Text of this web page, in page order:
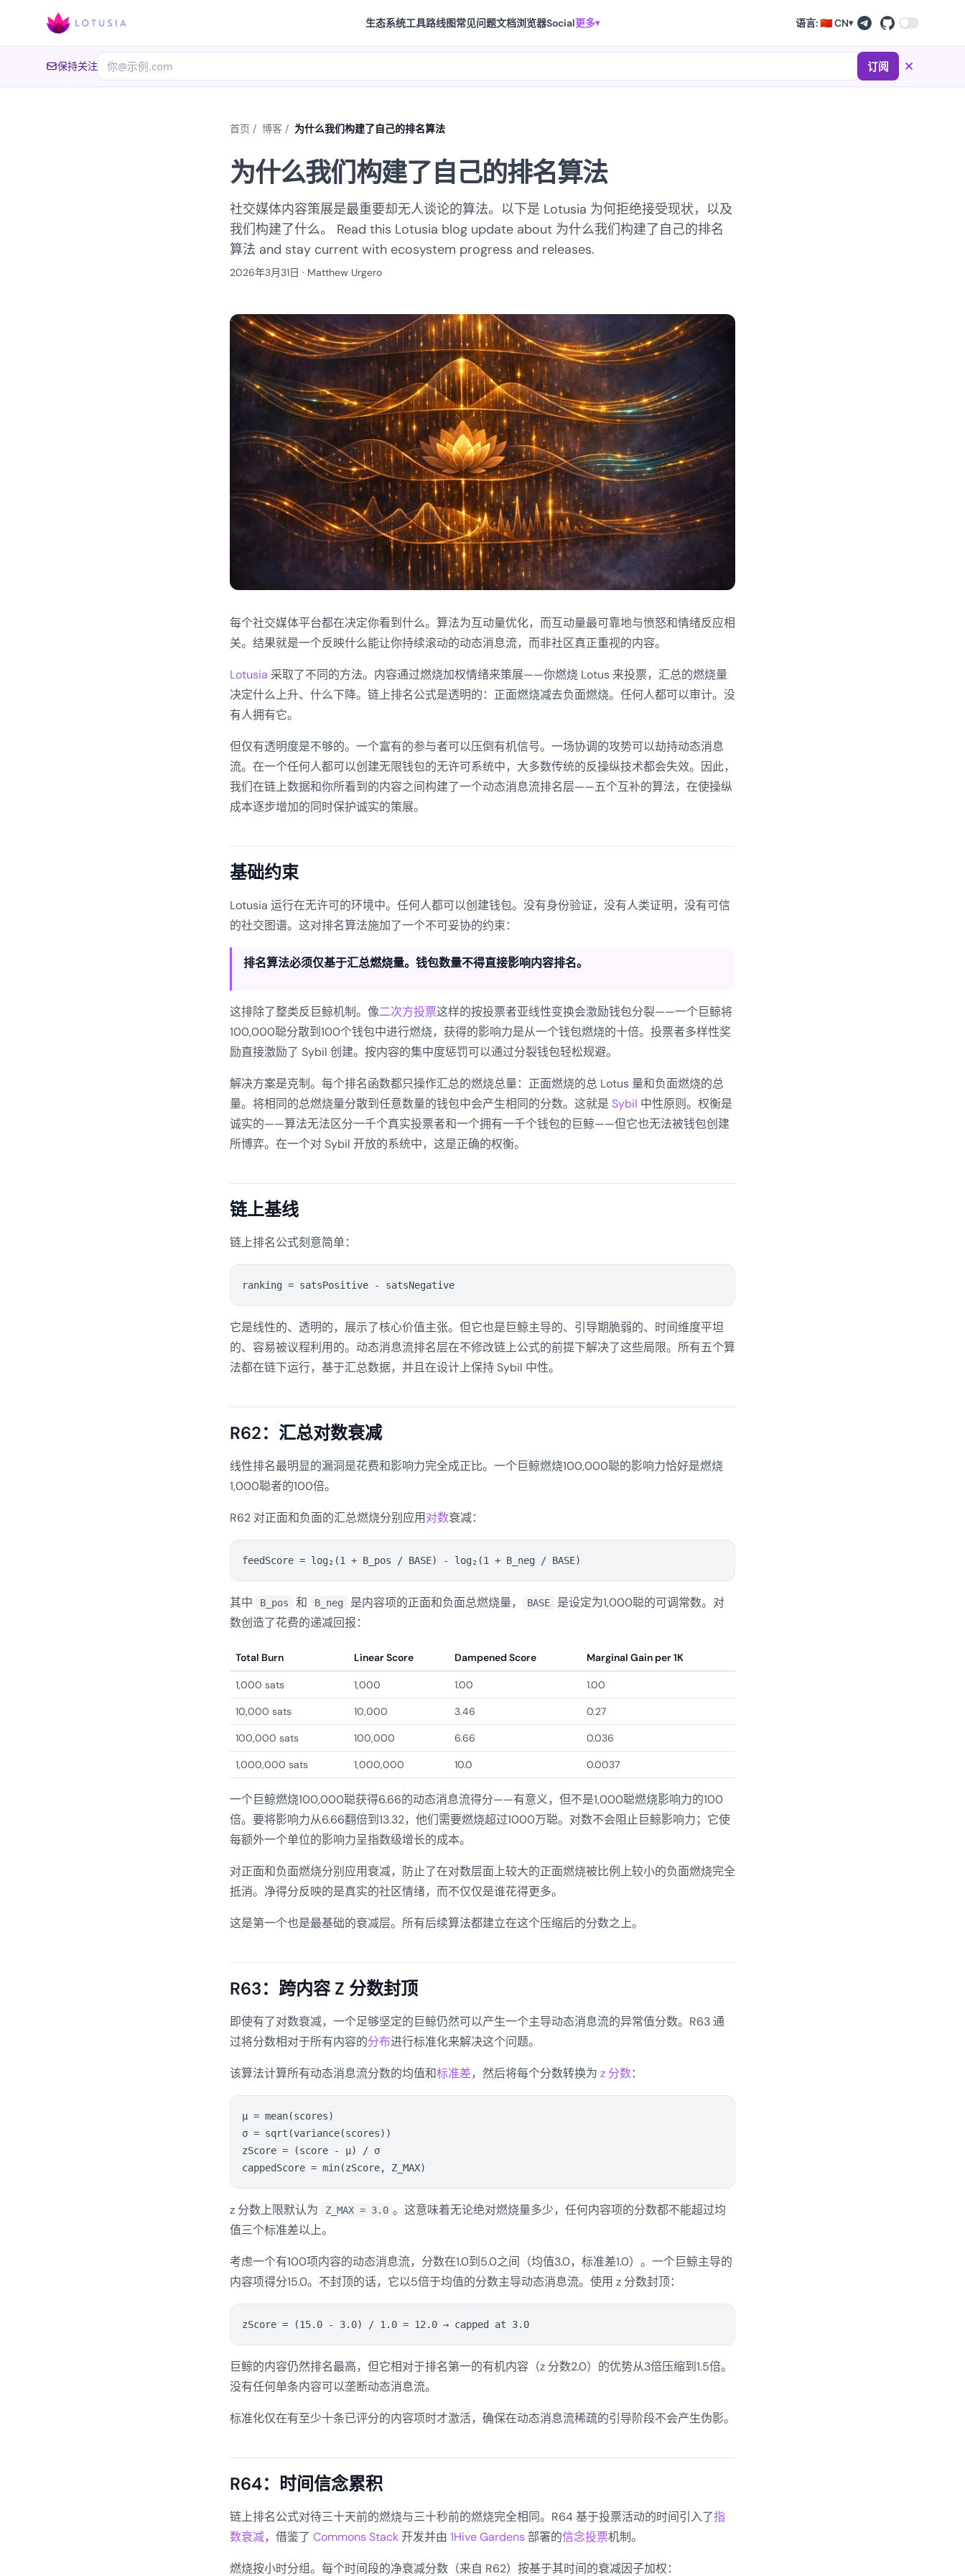
生态系统工具路线图常见问题文档浏览器Social更多▾ 语言: 🇨🇳 CN▾
保持关注 订阅
首页 / 博客 / 为什么我们构建了自己的排名算法
为什么我们构建了自己的排名算法
社交媒体内容策展是最重要却无人谈论的算法。以下是 Lotusia 为何拒绝接受现状，以及
我们构建了什么。 Read this Lotusia blog update about 为什么我们构建了自己的排名
算法 and stay current with ecosystem progress and releases.
2026年3月31日 · Matthew Urgero
每个社交媒体平台都在决定你看到什么。算法为互动量优化，而互动量最可靠地与愤怒和情绪反应相
关。结果就是一个反映什么能让你持续滚动的动态消息流，而非社区真正重视的内容。
Lotusia 采取了不同的方法。内容通过燃烧加权情绪来策展——你燃烧 Lotus 来投票，汇总的燃烧量
决定什么上升、什么下降。链上排名公式是透明的：正面燃烧减去负面燃烧。任何人都可以审计。没
有人拥有它。
但仅有透明度是不够的。一个富有的参与者可以压倒有机信号。一场协调的攻势可以劫持动态消息
流。在一个任何人都可以创建无限钱包的无许可系统中，大多数传统的反操纵技术都会失效。因此，
我们在链上数据和你所看到的内容之间构建了一个动态消息流排名层——五个互补的算法，在使操纵
成本逐步增加的同时保护诚实的策展。
基础约束
Lotusia 运行在无许可的环境中。任何人都可以创建钱包。没有身份验证，没有人类证明，没有可信
的社交图谱。这对排名算法施加了一个不可妥协的约束：
排名算法必须仅基于汇总燃烧量。钱包数量不得直接影响内容排名。
这排除了整类反巨鲸机制。像二次方投票这样的按投票者亚线性变换会激励钱包分裂——一个巨鲸将
100,000聪分散到100个钱包中进行燃烧，获得的影响力是从一个钱包燃烧的十倍。投票者多样性奖
励直接激励了 Sybil 创建。按内容的集中度惩罚可以通过分裂钱包轻松规避。
解决方案是克制。每个排名函数都只操作汇总的燃烧总量：正面燃烧的总 Lotus 量和负面燃烧的总
量。将相同的总燃烧量分散到任意数量的钱包中会产生相同的分数。这就是 Sybil 中性原则。权衡是
诚实的——算法无法区分一千个真实投票者和一个拥有一千个钱包的巨鲸——但它也无法被钱包创建
所博弈。在一个对 Sybil 开放的系统中，这是正确的权衡。
链上基线
链上排名公式刻意简单：
它是线性的、透明的，展示了核心价值主张。但它也是巨鲸主导的、引导期脆弱的、时间维度平坦
的、容易被议程利用的。动态消息流排名层在不修改链上公式的前提下解决了这些局限。所有五个算
法都在链下运行，基于汇总数据，并且在设计上保持 Sybil 中性。
R62：汇总对数衰减
线性排名最明显的漏洞是花费和影响力完全成正比。一个巨鲸燃烧100,000聪的影响力恰好是燃烧
1,000聪者的100倍。
R62 对正面和负面的汇总燃烧分别应用对数衰减：
其中 B_pos 和 B_neg 是内容项的正面和负面总燃烧量， BASE
是设定为1,000聪的可调常数。对
数创造了花费的递减回报：
Total Burn Linear Score Dampened Score Marginal Gain per 1K
1,000 sats 1,000 1.00 1.00
10,000 sats 10,000 3.46 0.27
100,000 sats 100,000 6.66 0.036
1,000,000 sats 1,000,000 10.0 0.0037
一个巨鲸燃烧100,000聪获得6.66的动态消息流得分——有意义，但不是1,000聪燃烧影响力的100
倍。要将影响力从6.66翻倍到13.32，他们需要燃烧超过1000万聪。对数不会阻止巨鲸影响力；它使
每额外一个单位的影响力呈指数级增长的成本。
对正面和负面燃烧分别应用衰减，防止了在对数层面上较大的正面燃烧被比例上较小的负面燃烧完全
抵消。净得分反映的是真实的社区情绪，而不仅仅是谁花得更多。
这是第一个也是最基础的衰减层。所有后续算法都建立在这个压缩后的分数之上。
R63：跨内容 Z 分数封顶
即使有了对数衰减，一个足够坚定的巨鲸仍然可以产生一个主导动态消息流的异常值分数。R63 通
过将分数相对于所有内容的分布进行标准化来解决这个问题。
该算法计算所有动态消息流分数的均值和标准差，然后将每个分数转换为 z 分数：
μ = mean(scores)
σ = sqrt(variance(scores))
zScore = (score - μ) / σ
z 分数上限默认为 Z_MAX = 3.0 。这意味着无论绝对燃烧量多少，任何内容项的分数都不能超过均
值三个标准差以上。
考虑一个有100项内容的动态消息流，分数在1.0到5.0之间（均值3.0，标准差1.0）。一个巨鲸主导的
内容项得分15.0。不封顶的话，它以5倍于均值的分数主导动态消息流。使用 z 分数封顶：
巨鲸的内容仍然排名最高，但它相对于排名第一的有机内容（z 分数2.0）的优势从3倍压缩到1.5倍。
没有任何单条内容可以垄断动态消息流。
标准化仅在有至少十条已评分的内容项时才激活，确保在动态消息流稀疏的引导阶段不会产生伪影。
R64：时间信念累积
链上排名公式对待三十天前的燃烧与三十秒前的燃烧完全相同。R64 基于投票活动的时间引入了指
数衰减，借鉴了 Commons Stack开发并由 1Hive Gardens部署的信念投票机制。
燃烧按小时分组。每个时间段的净衰减分数（来自 R62）按基于其时间的衰减因子加权：